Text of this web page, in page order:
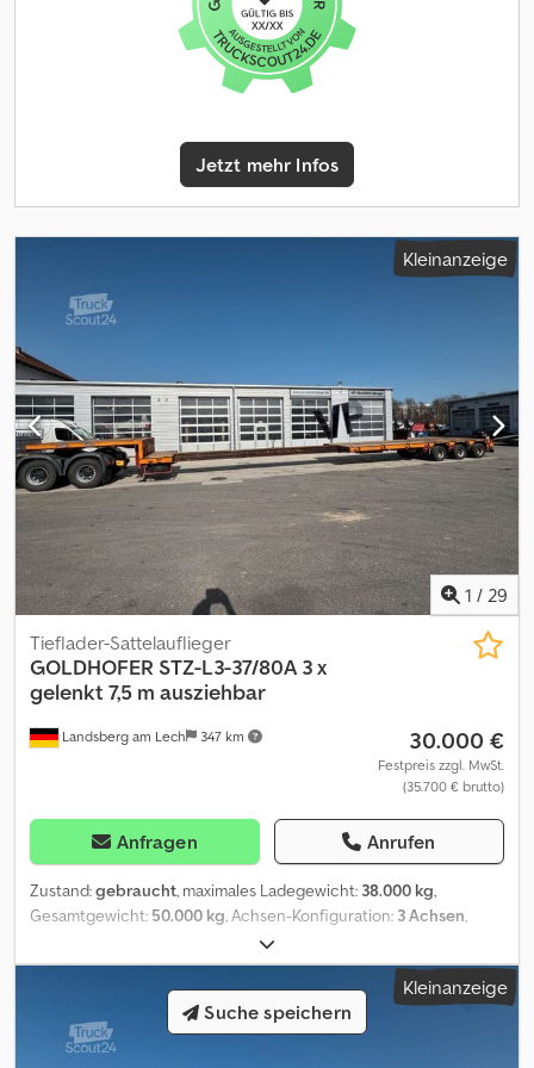
Verriegelung der Ausziehstufen durch Federspeicherzylinder
und Konusbolzen Fahrwerk - Luftgefedertes 3-Achs- Fahrwerk, -
Achsaggregat BPW (Eco), bestehend aus drei hydromechanisch
zwangsgelenkten Lenkschenkelachsen - Achsen mit
Gestängestellern (AGS) - Heb- und Senkventil serienmäßig für ein
Absenken auf min. 825 mm, bzw. ein Anheben auf max. 1025mm -
Ladehöhe 1 885 mm -Ladehöhe 2 925 mm Fahrzeugheck -
Achse - mechanische Abstützung hinten Bremsanlage - 2-
Membranbremszylindern - automatische lastabhängige Bremse
(ALB) - automatische Gestängeteller (AGS) - Feststellbremse
- Zentralschmieranlage "BekaMax -Elektoaggregat -
Funkfernsteuerung Technische Daten Schwanenhals Ladefläche
(LxB): 3.500 x 2.480 mm Bauhöhe über Sattelkupplung: 235 mm
Sattelhöhe beladen: 1.300 mm Djdpfx Acsyxcpfjkock Ladefläche
Ladefläche (LxB) 10.000 x 2.550 mm teleskopierbar um 7.500 mm in
Stufen auf (LxB) 17.500 x 2.550 mm Ladehöhe beladen: 925mm (+/-
100 mm) 2. Fahrtstellung: 885 mm (+140/-60mm) Lenkung 1. Achse
- 3. Achse hydromechanisch zwangsgelenkt (2-Kreis-Lenkung)
Jetzt mehr Infos
Kleinanzeige
1 / 29
Landsberg am Lech 347 km
Tieflader-Sattelauflieger
GOLDHOFER STZ-L3-37/80A 3 x
gelenkt 7,5 m ausziehbar
30.000 €
Festpreis zzgl. MwSt.
(35.700 € brutto)
Anfragen Anrufen
Zustand:gebraucht, maximales Ladegewicht: 38.000 kg,
Gesamtgewicht: 50.000 kg, Achsen-Konfiguration: 3 Achsen,
, mit Luftfederung, hydromechanischer
Zwangslenkung, einfach teleskopierbarer Ladefläche, STZ-L
Schwanenhals - robuste Stahl- Schweißkonstruktion -
ausgebildete Ladefläche 3.500 x 2.480 mm - hydromechanische
Zwangslenkung (2-Kreis-Lenkung) in Flachbauweise (Bauhöhe
Kleinanzeige
Suche speichern